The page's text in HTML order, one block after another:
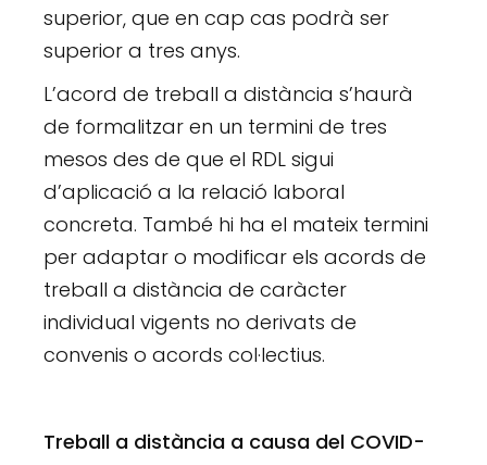
superior, que en cap cas podrà ser
superior a tres anys.
L’acord de treball a distància s’haurà
de formalitzar en un termini de tres
mesos des de que el RDL sigui
d’aplicació a la relació laboral
concreta. També hi ha el mateix termini
per adaptar o modificar els acords de
treball a distància de caràcter
individual vigents no derivats de
convenis o acords col·lectius.
Treball a distància a causa del COVID-